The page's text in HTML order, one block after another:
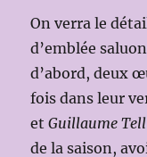
On verra le
d’emblée
d’abord, deux
fois dans leur
etGuillaume Tell
de la saison,